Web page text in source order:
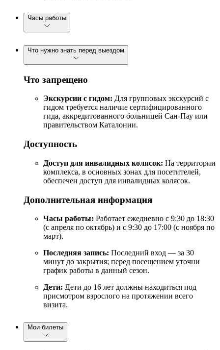
Часы работы
Что нужно знать перед выездом
Что запрещено
Экскурсии с гидом: Для групповых экскурсий с
гидом требуется наличие сертифицированного
гида, аккредитованного больницей Сан-Пау или
правительством Каталонии.
Доступность
Доступ для инвалидных колясок: На территории
комплекса, в основных зонах для посетителей,
обеспечен доступ для инвалидных колясок.
Дополнительная информация
Часы работы: Работает ежедневно с 9:30 до 18:30
(с апреля по октябрь) и с 9:30 до 17:00 (с ноября по
март).
Последняя запись: Последний вход — за 30
минут до закрытия; перед посещением уточни
график работы в данный сезон.
Дети: Дети до 16 лет должны находиться под
присмотром взрослого на протяжении всего
визита.
Мои билеты